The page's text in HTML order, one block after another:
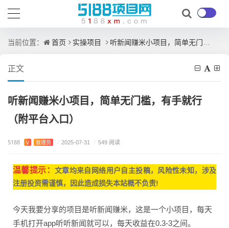
当前位置： 首页 实操项目 听新闻赚米小项目，简单无门槛，有手就行（附平台入口）
正文
听新闻赚米小项目，简单无门槛，有手就行
（附平台入口）
5188 V 管理员 / 2025-07-31 / 549 阅读
温馨提示： 文章均来自网络用户自主投稿， 风险性未知，涉及
注册投资需谨慎，因此造成损失本站概不负责!
今天我要分享的项目是听新闻赚米，这是一个小项目，每天
手机打开app听听新闻就可以，每天收益在0.3-3之间。